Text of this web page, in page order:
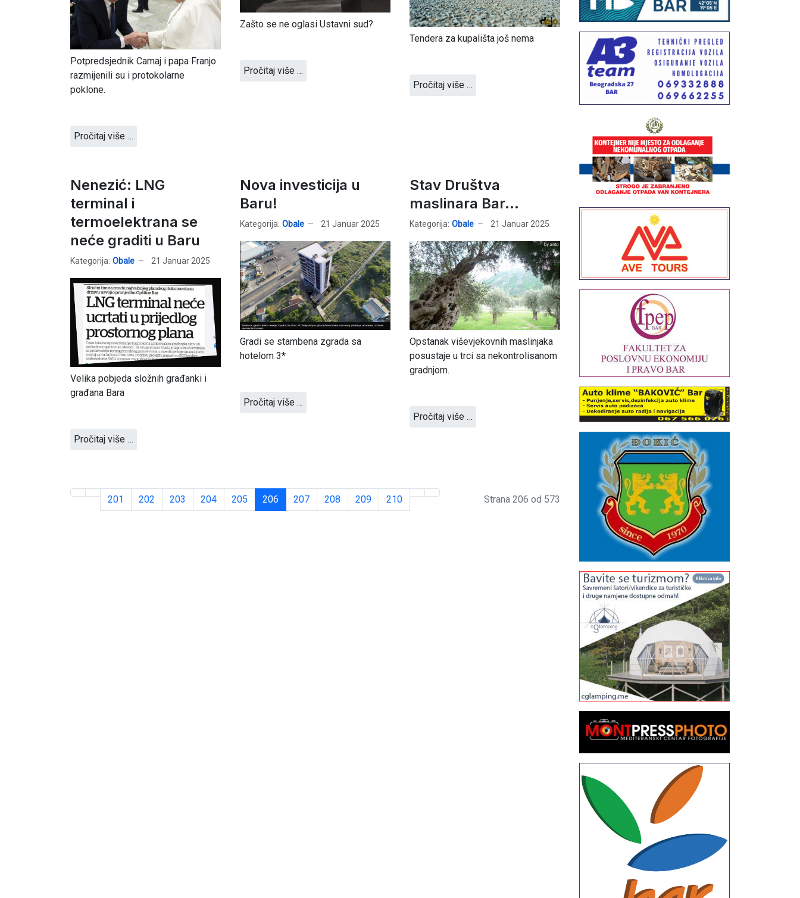
Potpredsjednik Camaj i papa Franjo
razmijenili su i protokolarne
poklone.
Pročitaj više …
Zašto se ne oglasi Ustavni sud?
Pročitaj više …
Tendera za kupališta još nema
Pročitaj više …
Nenezić: LNG
terminal i
termoelektrana se
neće graditi u Baru
Kategorija: Obale 21 Januar 2025
Velika pobjeda složnih građanki i
građana Bara
Pročitaj više …
Nova investicija u
Baru!
Kategorija: Obale 21 Januar 2025
Gradi se stambena zgrada sa
hotelom 3*
Pročitaj više …
Stav Društva
maslinara Bar...
Kategorija: Obale 21 Januar 2025
Opstanak viševjekovnih maslinjaka
posustaje u trci sa nekontrolisanom
gradnjom.
Pročitaj više …
201 202 203 204 205 206 207 208 209 210 Strana 206 od 573